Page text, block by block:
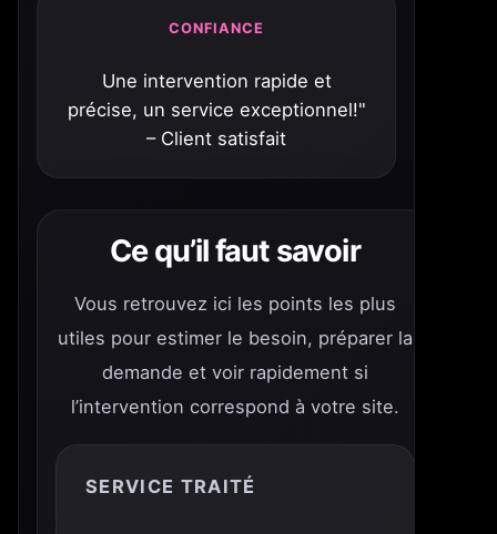
CONFIANCE
Une intervention rapide et
précise, un service exceptionnel!"
– Client satisfait
Ce qu’il faut savoir
Vous retrouvez ici les points les plus
utiles pour estimer le besoin, préparer la
demande et voir rapidement si
l’intervention correspond à votre site.
SERVICE TRAITÉ